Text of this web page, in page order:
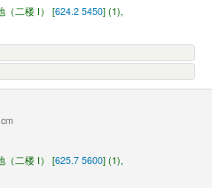
（二楼 I） [624.2 5450] (1),
（二楼 I） [625.7 5600] (1),